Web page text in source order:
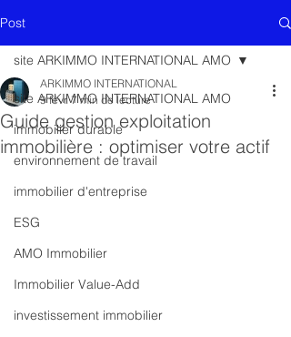
Post
site ARKIMMO INTERNATIONAL AMO
immobilier durable
environnement de travail
immobilier d'entreprise
ESG
AMO Immobilier
Immobilier Value-Add
investissement immobilier
site ARKIMMO INTERNATIONAL AMO
Guide gestion exploitation
immobilière : optimiser votre actif
ARKIMMO INTERNATIONAL
9 févr. 7 min de lecture